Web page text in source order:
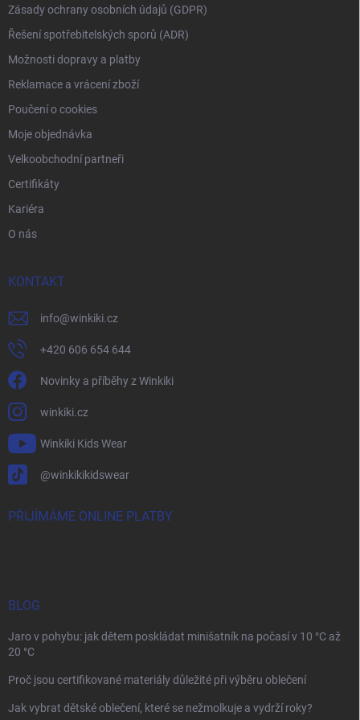
Zásady ochrany osobních údajů (GDPR)
Řešení spotřebitelských sporů (ADR)
Možnosti dopravy a platby
Reklamace a vrácení zboží
Poučení o cookies
Moje objednávka
Velkoobchodní partneři
Certifikáty
Kariéra
O nás
KONTAKT
info@winkiki.cz
+420 606 654 644
Novinky a příběhy z Winkiki
winkiki.cz
Winkiki Kids Wear
@winkikikidswear
PŘIJÍMÁME ONLINE PLATBY
BLOG
Jaro v pohybu: jak dětem poskládat minišatník na počasí v 10 °C až
20 °C
Proč jsou certifikované materiály důležité při výběru oblečení
Jak vybrat dětské oblečení, které se nežmolkuje a vydrží roky?